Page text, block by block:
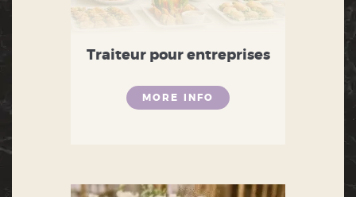
Traiteur pour entreprises
MORE INFO